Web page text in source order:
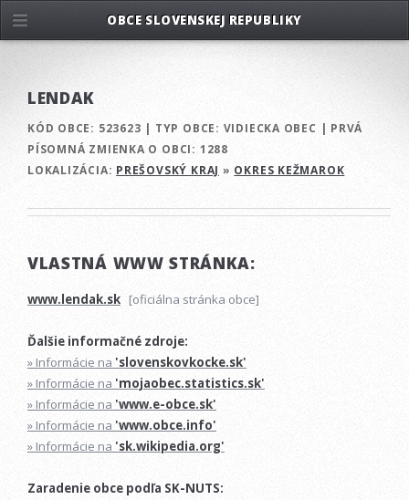
LENDAK
KÓD OBCE: 523623 | TYP OBCE: VIDIECKA OBEC | PRVÁ
PÍSOMNÁ ZMIENKA O OBCI: 1288
LOKALIZÁCIA: PREŠOVSKÝ KRAJ » OKRES KEŽMAROK
VLASTNÁ WWW STRÁNKA:
www.lendak.sk [oficiálna stránka obce]
Ďalšie informačné zdroje:
» Informácie na 'slovenskovkocke.sk'
» Informácie na 'mojaobec.statistics.sk'
» Informácie na 'www.e-obce.sk'
» Informácie na 'www.obce.info'
» Informácie na 'sk.wikipedia.org'
Zaradenie obce podľa SK-NUTS:
OBCE SLOVENSKEJ REPUBLIKY